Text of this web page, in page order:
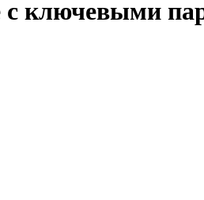
с ключевыми